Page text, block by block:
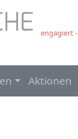
engagiert
Aktionen